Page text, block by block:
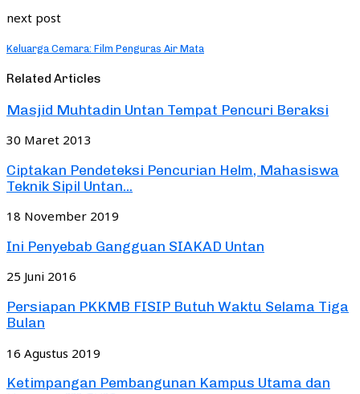
next post
Keluarga Cemara: Film Penguras Air Mata
Related Articles
Masjid Muhtadin Untan Tempat Pencuri Beraksi
30 Maret 2013
Ciptakan Pendeteksi Pencurian Helm, Mahasiswa
Teknik Sipil Untan...
18 November 2019
Ini Penyebab Gangguan SIAKAD Untan
25 Juni 2016
Persiapan PKKMB FISIP Butuh Waktu Selama Tiga
Bulan
16 Agustus 2019
Ketimpangan Pembangunan Kampus Utama dan